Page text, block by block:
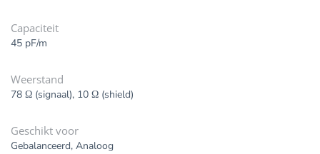
Capaciteit
45 pF/m
Weerstand
78 Ω (signaal), 10 Ω (shield)
Geschikt voor
Gebalanceerd, Analoog